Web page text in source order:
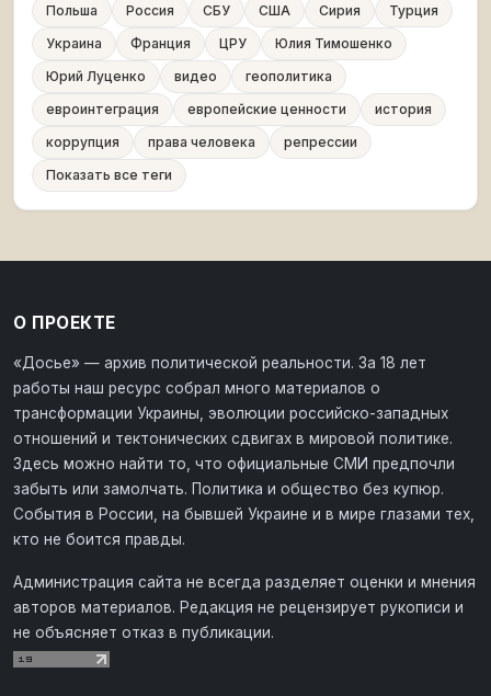
Польша
Россия СБУ США Сирия
Турция
Украина
Франция ЦРУ
Юлия Тимошенко
Юрий Луценко
видео
геополитика
евроинтеграция
европейские ценности
история
коррупция
права человека
репрессии
Показать все теги
О ПРОЕКТЕ
«Досье» — архив политической реальности. За 18 лет
работы наш ресурс собрал много материалов о
трансформации Украины, эволюции российско-западных
отношений и тектонических сдвигах в мировой политике.
Здесь можно найти то, что официальные СМИ предпочли
забыть или замолчать. Политика и общество без купюр.
События в России, на бывшей Украине и в мире глазами тех,
кто не боится правды.
Администрация сайта не всегда разделяет оценки и мнения
авторов материалов. Редакция не рецензирует рукописи и
не объясняет отказ в публикации.